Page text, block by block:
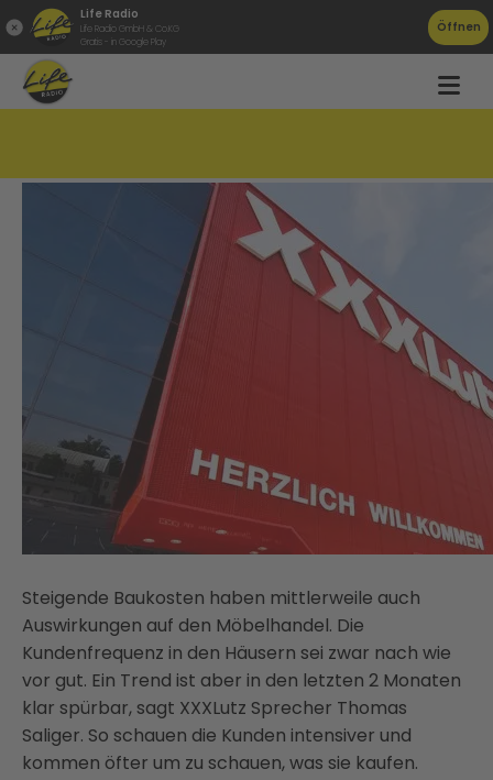
Life Radio
Life Radio GmbH & Co.KG
Gratis - in Google Play
Öffnen
Steigende Baukosten haben mittlerweile auch
Auswirkungen auf den Möbelhandel. Die
Kundenfrequenz in den Häusern sei zwar nach wie
vor gut. Ein Trend ist aber in den letzten 2 Monaten
klar spürbar, sagt XXXLutz Sprecher Thomas
Saliger. So schauen die Kunden intensiver und
kommen öfter um zu schauen, was sie kaufen.